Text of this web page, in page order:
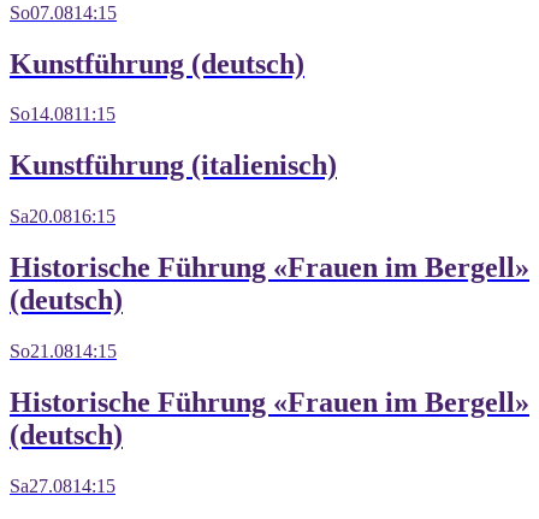
So07.0814:15
Kunstführung (deutsch)
So14.0811:15
Kunstführung (italienisch)
Sa20.0816:15
Historische Führung «Frauen im Bergell»
(deutsch)
So21.0814:15
Historische Führung «Frauen im Bergell»
(deutsch)
Sa27.0814:15